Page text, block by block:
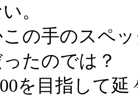
。
の手のスペ
たのでは？
を目指して